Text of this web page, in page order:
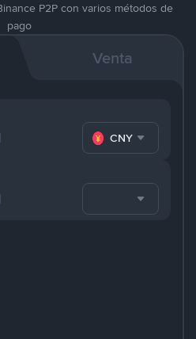
P2P con varios métodos de
pago
Venta
CNY